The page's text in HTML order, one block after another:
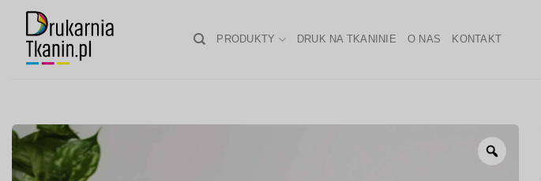
content
PRODUKTY DRUK NA TKANINIE O NAS KONTAKT
Zoom